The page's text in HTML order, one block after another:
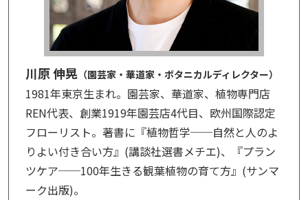
川原 伸晃 （園芸家・華道家・ボタニカルディレクター）
1981年東京生まれ。園芸家、華道家、植物専門店
REN代表、創業1919年園芸店4代目、欧州国際認定
フローリスト。著書に『植物哲学──自然と人のよ
りよい付き合い方』(講談社選書メチエ)、『プラン
ツケア──100年生きる観葉植物の育て方』(サンマ
ーク出版)。